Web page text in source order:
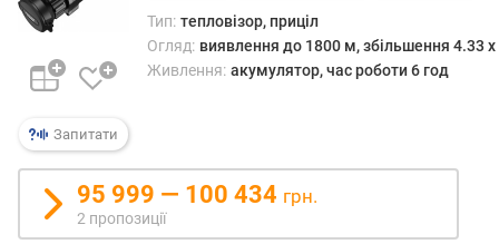
(
)
о
з
о
Запитати
Тип: тепловізор, приціл
Огляд: виявлення до 1800 м, збільшення 4.33 x
Живлення: акумулятор, час роботи 6 год
95 999 — 100 434 грн.
2 пропозиції